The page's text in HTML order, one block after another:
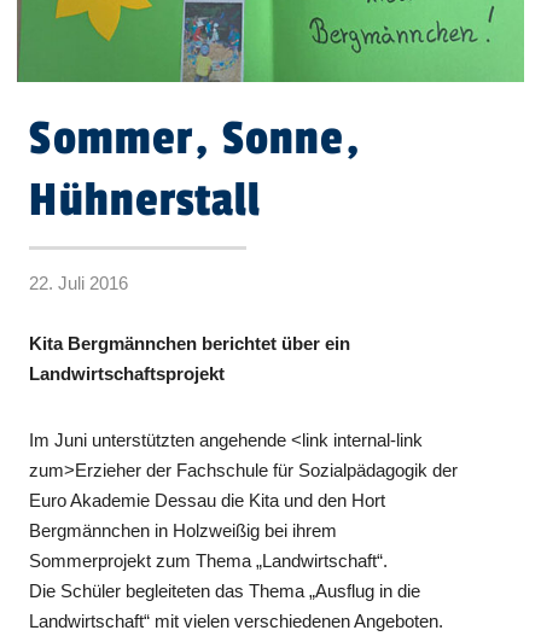
Sommer, Sonne,
Hühnerstall
22. Juli 2016
Kita Bergmännchen berichtet über ein
Landwirtschaftsprojekt
Im Juni unterstützten angehende <link internal-link
zum>Erzieher der Fachschule für Sozialpädagogik der
Euro Akademie Dessau die Kita und den Hort
Bergmännchen in Holzweißig bei ihrem
Sommerprojekt zum Thema „Landwirtschaft“.
Die Schüler begleiteten das Thema „Ausflug in die
Landwirtschaft“ mit vielen verschiedenen Angeboten.